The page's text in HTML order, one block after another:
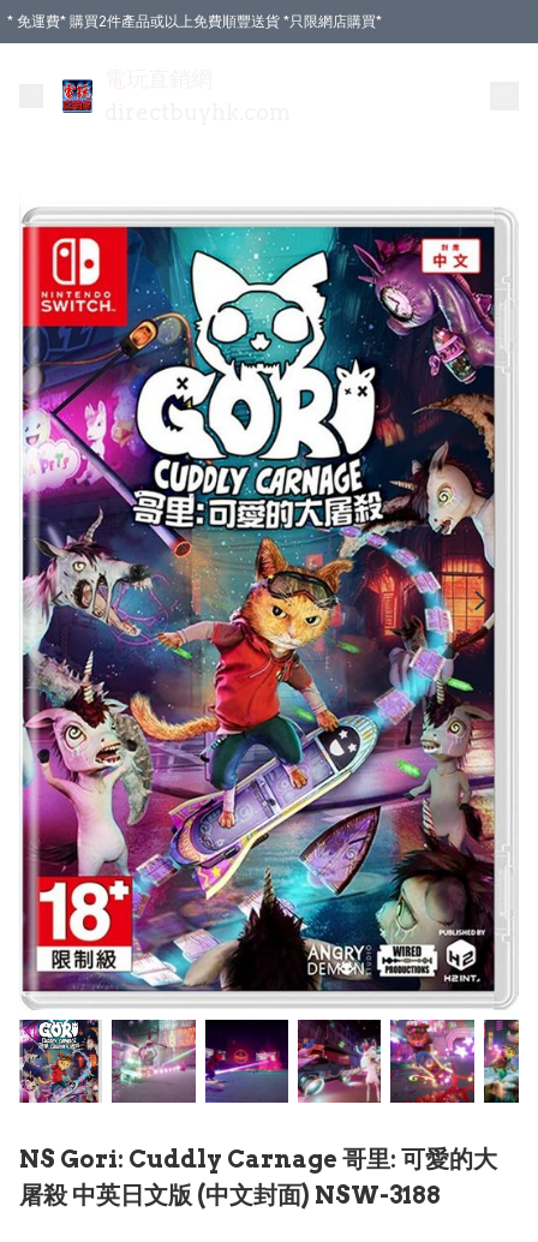
* 免運費* 購買2件產品或以上免費順豐送貨 *只限網店購買*
NS Gori: Cuddly Carnage 哥里: 可愛的大
屠殺 中英日文版 (中文封面) NSW-3188